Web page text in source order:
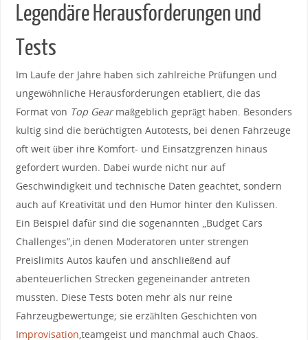
Legendäre Herausforderungen und
Tests
Im Laufe der ​Jahre haben sich zahlreiche Prüfungen⁣ und
ungewöhnliche Herausforderungen etabliert, die das
Format von Top Gear⁣maßgeblich geprägt haben. Besonders
kultig sind die berüchtigten Autotests, bei denen Fahrzeuge
oft⁢ weit über‌ ihre ⁤Komfort- und ⁣Einsatzgrenzen hinaus⁢
gefordert wurden. Dabei wurde ⁣nicht‌ nur⁣ auf
Geschwindigkeit und ​technische ⁣Daten geachtet, sondern
auch auf Kreativität und den⁣ Humor⁣ hinter ⁤den Kulissen.
Ein Beispiel dafür sind die sogenannten „Budget⁢ Cars
Challenges”,in denen Moderatoren unter strengen⁤
Preislimits Autos ⁤kaufen und anschließend auf
abenteuerlichen Strecken gegeneinander antreten
mussten. Diese ‍Tests ‍boten‍ mehr als nur reine
Fahrzeugbewertunge; sie erzählten Geschichten von
Improvisation,teamgeist und manchmal auch ‍Chaos.